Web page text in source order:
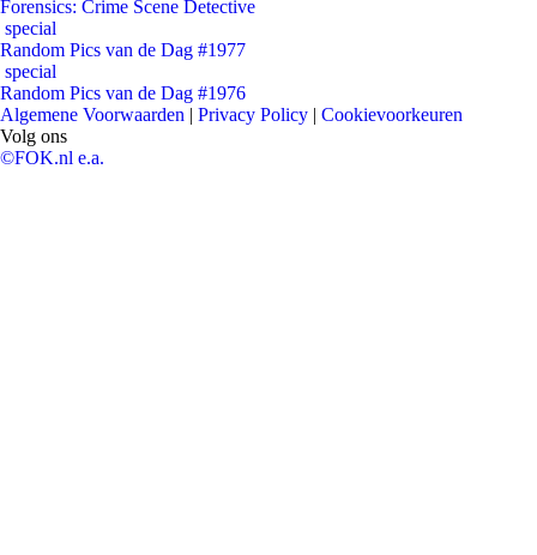
Forensics: Crime Scene Detective
special
Random Pics van de Dag #1977
special
Random Pics van de Dag #1976
Algemene Voorwaarden | Privacy Policy | Cookievoorkeuren
Volg ons
©FOK.nl e.a.